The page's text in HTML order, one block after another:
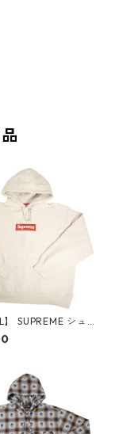
SUPREME シュ
Box Logo Ho
Stone ボッ